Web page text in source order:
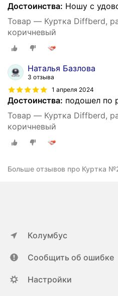
Достоинства: Ношу с
Товар — Куртка Diffberd,
коричневый
Наталья Базлова
3 отзыва
1 апреля 2024
Достоинства: подошел по
Товар — Куртка Diffberd,
коричневый
Больше отзывов про Куртка
Колумбус
Сообщить об ошибке
Настройки